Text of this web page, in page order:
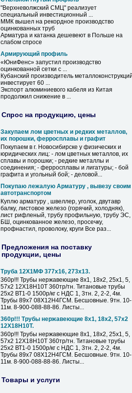
"Верхневолжский СМЦ" реализует
специальный инвестиционный ...
ММК вышел на рекордное производство
оцинкованных труб
Арматура и катанка дешевеют в Польше на
слабом спросе
Армирующий профиль
«ЮниФенс» запустил производство
оцинкованной сетки с ...
Кубанский производитель
инвестирует 60 ...
Экспорт алюминиевого кабеля из Китая
продолжил снижение в ...
Спрос на продукцию, цены
Закупаем лом цветных и редких металлов,
их порошки, ферросплавы и графит
Покупаем в г. Новосибирске у физических и
юридических лиц: - лом цветных металлов, их
сплавы и порошки; - редкие металлы и
соединения; - ферросплавы и лигатуры; - бой
графита и угольный бой; - деловой...
Покупаю лежалую Арматуру , вывезу своим
автотранспортом
Куплю арматуру , швеллер, уголок, двутавр
балку, листовое железо (горячий, холодняк),
лист рифленый, трубу профильную, трубу ЭС,
БШ, оцинкованное железо, просечку,
профнастил, проволоку, круги Все раз...
Предложения на поставку
продукции, цены
Труба 12Х1МФ 377х16, 273х13.
360р!!! Трубы нержавеющие 8х1, 18х2, 25х1, 5,
57х2 12Х18Н10Т 360тр/тн. Титановые трубы
25х2 ВТ1-0 1500р/кг с НДС 1, 3тн. 2, 2-2, 4м.
Трубы 89х7 08Х12Н4ГСМ. Бесшовные. 9тн. 10-
11м. 8-900-088-88-86. Листы...
360р!!! Трубы нержавеющие 8х1, 18х2, 57х2
12Х18Н10Т.
360р!!! Трубы нержавеющие 8х1, 18х2, 25х1, 5,
57х2 12Х18Н10Т 360тр/тн. Титановые трубы
25х2 ВТ1-0 1500р/кг с НДС 1, 3тн. 2, 2-2, 4м.
Трубы 89х7 08Х12Н4ГСМ. Бесшовные. 9тн. 10-
11м. 8-900-088-88-86. Листы...
Товары и услуги